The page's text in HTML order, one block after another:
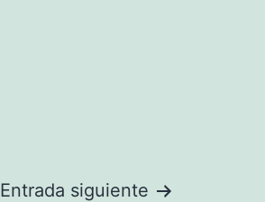
Entrada siguiente